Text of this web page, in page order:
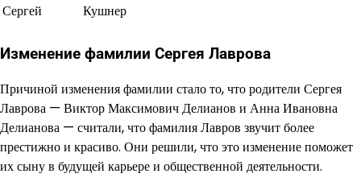
Сергей
Кушнер
Изменение фамилии Сергея Лаврова
Причиной изменения фамилии стало то, что родители Сергея
Лаврова — Виктор Максимович Делианов и Анна Ивановна
Делианова — считали, что фамилия Лавров звучит более
престижно и красиво. Они решили, что это изменение поможет
их сыну в будущей карьере и общественной деятельности.